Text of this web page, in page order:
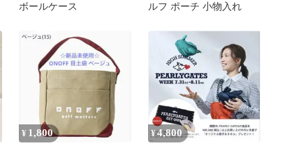
ボールケース
ルフ ポーチ 小物入れ
¥ 1,800 ¥4,800